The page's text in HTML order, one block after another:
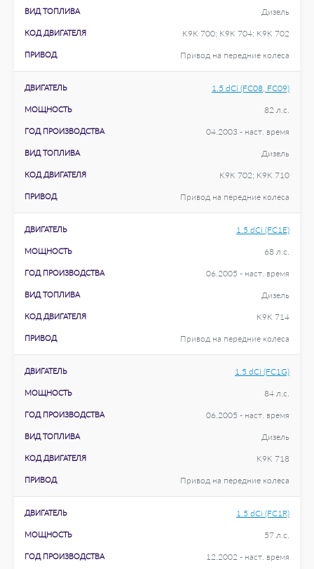
ВИД ТОПЛИВА Дизель
КОД ДВИГАТЕЛЯ K9K 700; K9K 704; K9K 702
ПРИВОД Привод на передние колеса
ДВИГАТЕЛЬ 1.5 dCi (FC08, FC09)
МОЩНОСТЬ 82 л.с.
ГОД ПРОИЗВОДСТВА 04.2003 - наст. время
ВИД ТОПЛИВА Дизель
КОД ДВИГАТЕЛЯ K9K 702; K9K 710
ПРИВОД Привод на передние колеса
ДВИГАТЕЛЬ 1.5 dCi (FC1E)
МОЩНОСТЬ 68 л.с.
ГОД ПРОИЗВОДСТВА 06.2005 - наст. время
ВИД ТОПЛИВА Дизель
КОД ДВИГАТЕЛЯ K9K 714
ПРИВОД Привод на передние колеса
ДВИГАТЕЛЬ 1.5 dCi (FC1G)
МОЩНОСТЬ 84 л.с.
ГОД ПРОИЗВОДСТВА 06.2005 - наст. время
ВИД ТОПЛИВА Дизель
КОД ДВИГАТЕЛЯ K9K 718
ПРИВОД Привод на передние колеса
ДВИГАТЕЛЬ 1.5 dCi (FC1R)
МОЩНОСТЬ 57 л.с.
ГОД ПРОИЗВОДСТВА 12.2002 - наст. время